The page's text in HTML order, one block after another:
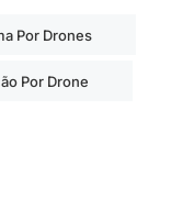
Por Drones
Por Drone